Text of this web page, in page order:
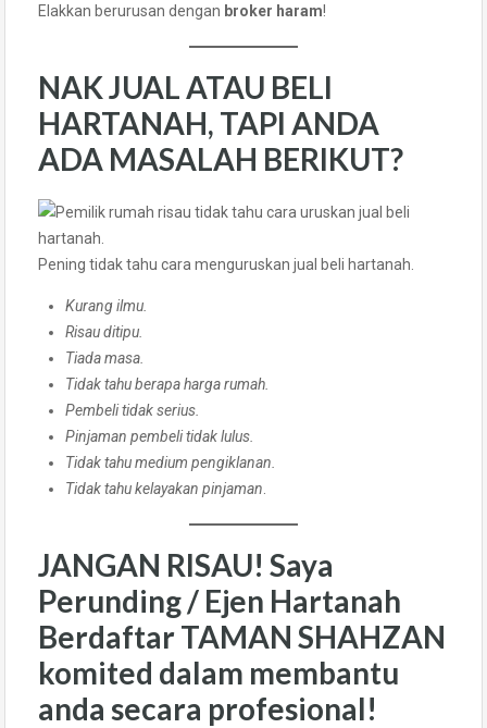
Elakkan berurusan dengan broker haram!
NAK JUAL ATAU BELI
HARTANAH, TAPI ANDA
ADA MASALAH BERIKUT?
Pening tidak tahu cara menguruskan jual beli hartanah.
Kurang ilmu.
Risau ditipu.
Tiada masa.
Tidak tahu berapa harga rumah.
Pembeli tidak serius.
Pinjaman pembeli tidak lulus.
Tidak tahu medium pengiklanan.
Tidak tahu kelayakan pinjaman
JANGAN RISAU! Saya
Perunding / Ejen Hartanah
Berdaftar TAMAN SHAHZAN
komited dalam membantu
anda secara profesional!